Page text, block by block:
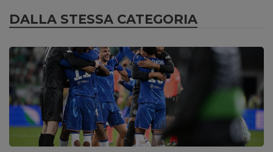
DALLA STESSA CATEGORIA